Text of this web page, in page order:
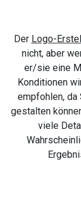
Der Logo-
nicht, aber
er/sie eine
Konditionen
empfohlen, da
gestalten
viele